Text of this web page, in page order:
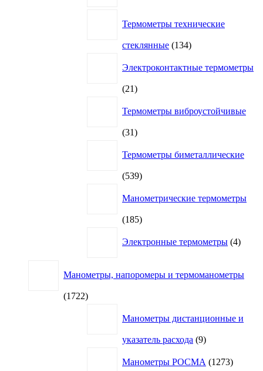
Термометры технические
стеклянные 134134
Электроконтактные термометры
2121
Термометры виброустойчивые
3131
Термометры биметаллические
539539
Манометрические термометры
185185
Электронные термометры 4товара
Манометры, напоромеры и термоманометры
17221722
Манометры дистанционные и
указатель расхода 99
Манометры РОСМА
1273товара